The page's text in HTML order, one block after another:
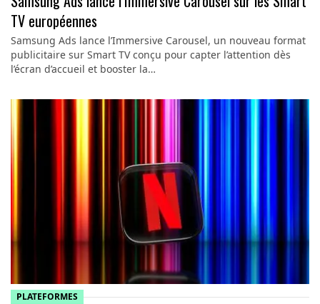
TV européennes
Samsung Ads lance l’Immersive Carousel, un nouveau format
publicitaire sur Smart TV conçu pour capter l’attention dès
l’écran d’accueil et booster la…
PLATEFORMES